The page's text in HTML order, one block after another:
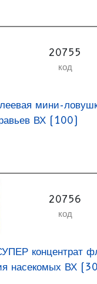
20755
код
мини-
ВХ (100)
20756
код
концентрат
насекомых ВХ